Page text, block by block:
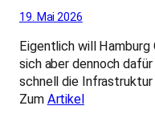
19. Mai 2026
Eigentlich will Hamburg
sich aber dennoch
schnell die
Zum Artikel